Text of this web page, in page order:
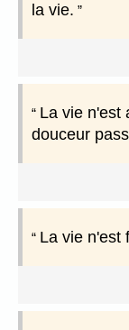
la vie.
La vie n'est
douceur
La vie n'est